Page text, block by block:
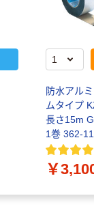
防水アル
ムタイプ
長さ15m
1巻 362-
￥